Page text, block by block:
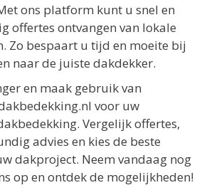
ons platform kunt u snel en
offertes ontvangen van lokale
Zo bespaart u tijd en moeite bij
naar de juiste dakdekker.
en maak gebruik van
voor uw
Vergelijk offertes,
advies en kies de beste
dakproject. Neem vandaag nog
op en ontdek de mogelijkheden!